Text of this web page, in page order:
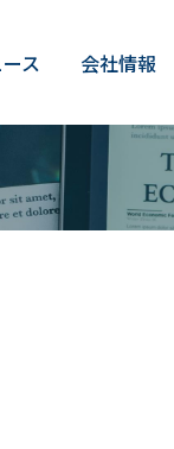
ス 会社情報